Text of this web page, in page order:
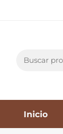
Inicio